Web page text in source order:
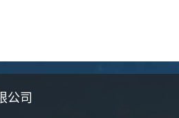
公司